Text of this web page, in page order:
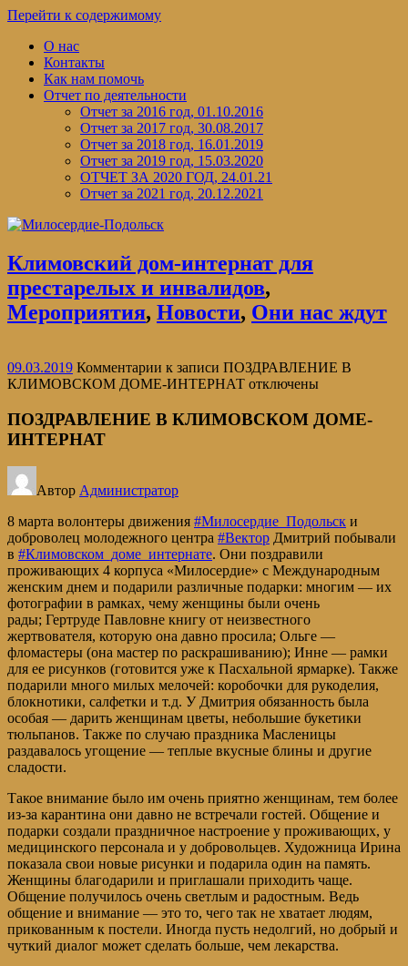
Перейти к содержимому
О нас
Контакты
Как нам помочь
Отчет по деятельности
Отчет за 2016 год, 01.10.2016
Отчет за 2017 год, 30.08.2017
Отчет за 2018 год, 16.01.2019
Отчет за 2019 год, 15.03.2020
ОТЧЕТ ЗА 2020 ГОД, 24.01.21
Отчет за 2021 год, 20.12.2021
Климовский дом-интернат для
престарелых и инвалидов,
Мероприятия, Новости, Они нас ждут
09.03.2019 Комментарии к записи ПОЗДРАВЛЕНИЕ В
КЛИМОВСКОМ ДОМЕ-ИНТЕРНАТ отключены
ПОЗДРАВЛЕНИЕ В КЛИМОВСКОМ ДОМЕ-
ИНТЕРНАТ
Автор Администратор
8 марта волонтеры движения #Милосердие_Подольск и
доброволец молодежного центра #Вектор Дмитрий побывали
в #Климовском_доме_интернате. Они поздравили
проживающих 4 корпуса «Милосердие» с Международным
женским днем и подарили различные подарки: многим — их
фотографии в рамках, чему женщины были очень
рады; Гертруде Павловне книгу от неизвестного
жертвователя, которую она давно просила; Ольге —
фломастеры (она мастер по раскрашиванию); Инне — рамки
для ее рисунков (готовится уже к Пасхальной ярмарке). Также
подарили много милых мелочей: коробочки для рукоделия,
блокнотики, салфетки и т.д. У Дмитрия обязанность была
особая — дарить женщинам цветы, небольшие букетики
тюльпанов. Также по случаю праздника Масленицы
раздавалось угощение — теплые вкусные блины и другие
сладости.
Такое внимание было им очень приятно женщинам, тем более
из-за карантина они давно не встречали гостей. Общение и
подарки создали праздничное настроение у проживающих, у
медицинского персонала и у добровольцев. Художница Ирина
показала свои новые рисунки и подарила один на память.
Женщины благодарили и приглашали приходить чаще.
Общение получилось очень светлым и радостным. Ведь
общение и внимание — это то, чего так не хватает людям,
прикованным к постели. Иногда пусть недолгий, но добрый и
чуткий диалог может сделать больше, чем лекарства.